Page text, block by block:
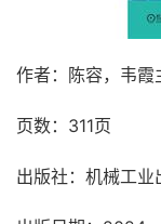
作者：陈容，韦霞
页数：311页
出版社：机械工业